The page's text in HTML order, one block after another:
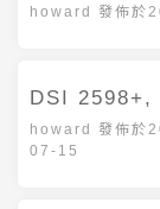
howard 發佈於
DSI
howard 發佈於
07-15